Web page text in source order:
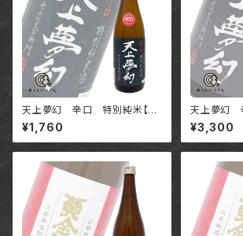
天上夢幻 辛口 特別純米【72
¥1,760
天上夢幻
¥3,300